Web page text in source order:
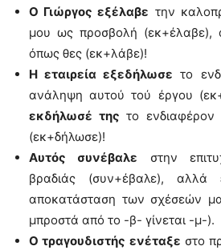
Ο Γιώργος εξέλαβε την
μου ως προσβολή (εκ+έλαβε),
όπως θες (εκ+λάβε)!
Η εταιρεία εξεδήλωσε το
ανάληψη αυτού τού έργου
εκδήλωσέ της το ενδιαφέρον
(εκ+δήλωσε)!
Αυτός συνέβαλε στην
βραδιάς (συν+έβαλε), αλλά
αποκατάσταση των σχέσεών
μπροστά από το -β- γίνεται -μ-).
Ο τραγουδιστής ενέταξε στο